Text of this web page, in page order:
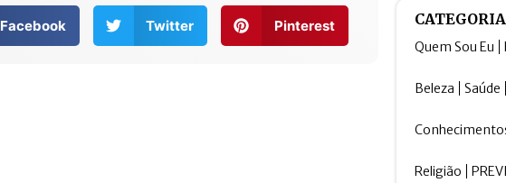
Facebook Twitter Pinterest
Quem Sou Eu
Beleza Saúde
Religião